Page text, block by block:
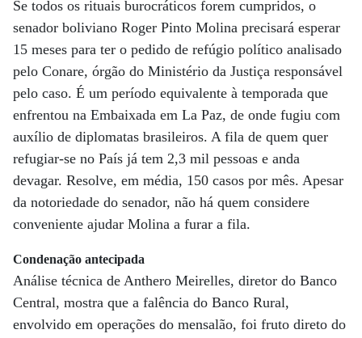
Se todos os rituais burocráticos forem cumpridos, o
senador boliviano Roger Pinto Molina precisará esperar
15 meses para ter o pedido de refúgio político analisado
pelo Conare, órgão do Ministério da Justiça responsável
pelo caso. É um período equivalente à temporada que
enfrentou na Embaixada em La Paz, de onde fugiu com
auxílio de diplomatas brasileiros. A fila de quem quer
refugiar-se no País já tem 2,3 mil pessoas e anda
devagar. Resolve, em média, 150 casos por mês. Apesar
da notoriedade do senador, não há quem considere
conveniente ajudar Molina a furar a fila.
Condenação antecipada
Análise técnica de Anthero Meirelles, diretor do Banco
Central, mostra que a falência do Banco Rural,
envolvido em operações do mensalão, foi fruto direto do